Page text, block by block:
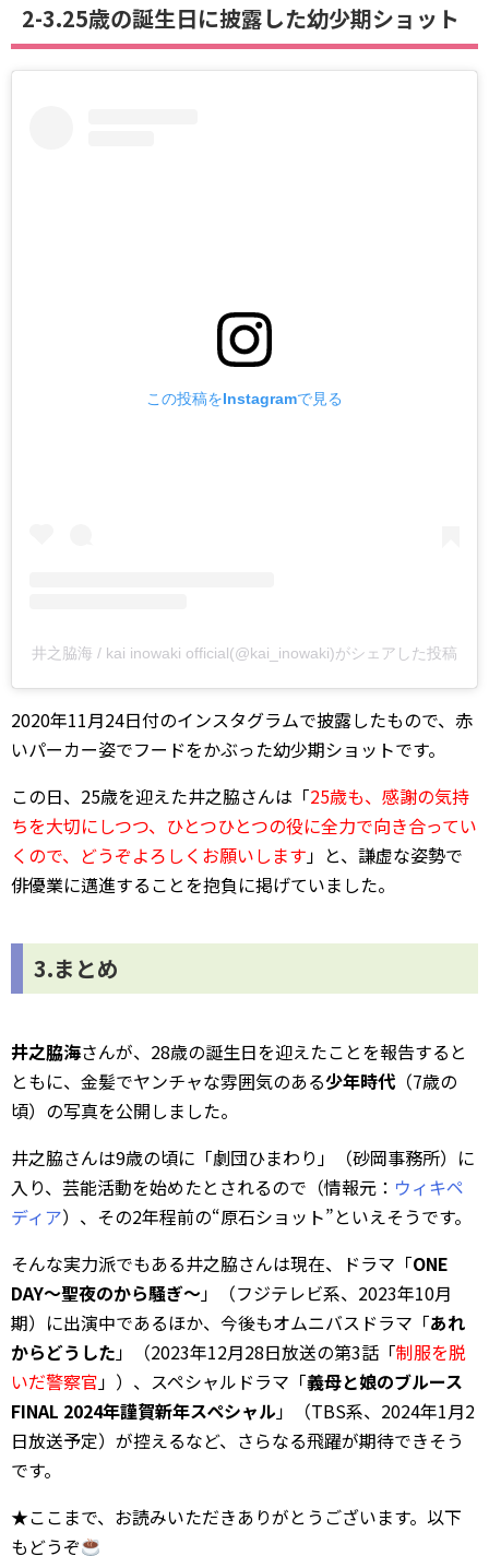
2-3.25歳の誕生日に披露した幼少期ショット
この投稿をInstagramで見る
井之脇海 / kai inowaki official(@kai_inowaki)がシェアした投稿
2020年11月24日付のインスタグラムで披露したもので、赤
いパーカー姿でフードをかぶった幼少期ショットです。
この日、25歳を迎えた井之脇さんは「25歳も、感謝の気持
ちを大切にしつつ、ひとつひとつの役に全力で向き合ってい
くので、どうぞよろしくお願いします」と、謙虚な姿勢で
俳優業に邁進することを抱負に掲げていました。
3.まとめ
井之脇海さんが、28歳の誕生日を迎えたことを報告すると
ともに、金髪でヤンチャな雰囲気のある少年時代 （7歳の
頃）の写真を公開しました。
井之脇さんは9歳の頃に「劇団ひまわり」（砂岡事務所）に
入り、芸能活動を始めたとされるので（情報元： ウィキペ
ディア）、その2年程前の“原石ショット”といえそうです。
そんな実力派でもある井之脇さんは現在、ドラマ「ONE
DAY～聖夜のから騒ぎ～」（フジテレビ系、2023年10月
期）に出演中であるほか、今後もオムニバスドラマ「あれ
からどうした」（2023年12月28日放送の第3話「制服を脱
いだ警察官」）、スペシャルドラマ「義母と娘のブルース
FINAL 2024年謹賀新年スペシャル」（TBS系、2024年1月2
日放送予定）が控えるなど、さらなる飛躍が期待できそう
です。
★ここまで、お読みいただきありがとうございます。以下
もどうぞ